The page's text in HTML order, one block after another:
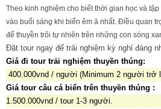
Theo kinh nghiệm cho biết thời gian học và
vào buổi sáng khi biển êm ả nhất. Điều quan
để thuyền trôi tự nhiên trên những con sóng
Đặt tour ngay để trải nghiệm kỳ nghỉ đáng
Giá đi tour trải nghiệm thuyền thúng:
400.000vnd / người (Minimum 2 người trở
Giá tour câu cá biển trên thuyền thúng :
1.500.000vnd / tour 1-3 người.